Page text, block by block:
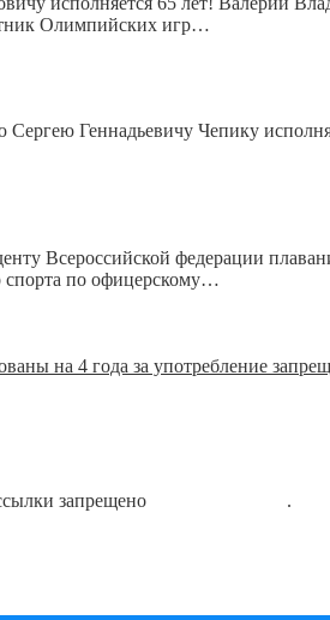
Олимпийских игр…
Геннадьевичу Чепику
Всероссийской федерации
спорта по офицерскому…
на 4 года за употребление
запрещено
.